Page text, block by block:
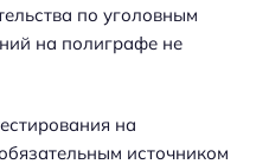
по уголовным
на полиграфе не
на
источником